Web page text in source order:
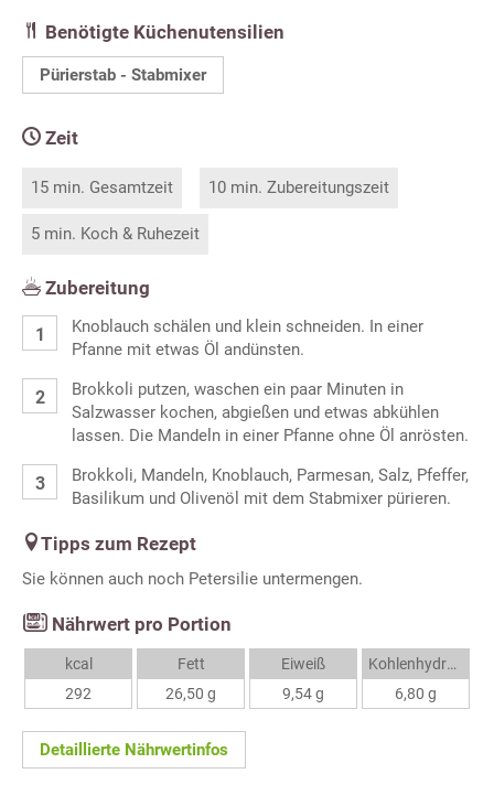
Benötigte Küchenutensilien
Pürierstab - Stabmixer
Zeit
15 min. Gesamtzeit 10 min. Zubereitungszeit
5 min. Koch & Ruhezeit
Zubereitung
Knoblauch schälen und klein schneiden. In einer
Pfanne mit etwas Öl andünsten.
Brokkoli putzen, waschen ein paar Minuten in
Salzwasser kochen, abgießen und etwas abkühlen
lassen. Die Mandeln in einer Pfanne ohne Öl anrösten.
Brokkoli, Mandeln, Knoblauch, Parmesan, Salz, Pfeffer,
Basilikum und Olivenöl mit dem Stabmixer pürieren.
Tipps zum Rezept
Sie können auch noch Petersilie untermengen.
Nährwert pro Portion
kcal
292
Fett
26,50 g
Eiweiß
9,54 g
Kohlenhydrate
6,80 g
Detaillierte Nährwertinfos